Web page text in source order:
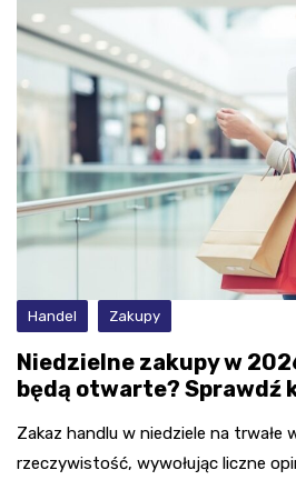
Handel Zakupy
Niedzielne zakupy w
będą otwarte? Sprawdź
Zakaz handlu w niedziele na trwałe
rzeczywistość, wywołując liczne